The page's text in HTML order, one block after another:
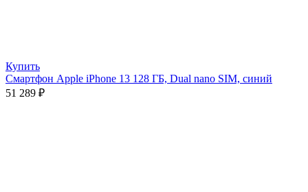
Купить
Смартфон Apple iPhone 13 128 ГБ, Dual nano SIM, синий
51 289 ₽